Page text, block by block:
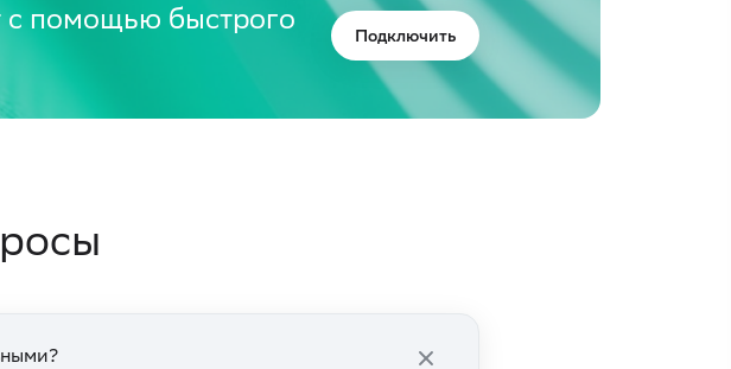
с помощью быстрого
Подключить